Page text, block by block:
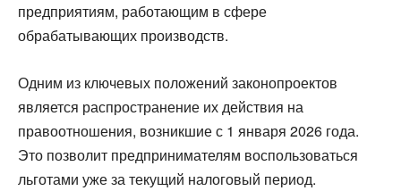
предприятиям, работающим в сфере
обрабатывающих производств.
Одним из ключевых положений законопроектов
является распространение их действия на
правоотношения, возникшие с 1 января 2026 года.
Это позволит предпринимателям воспользоваться
льготами уже за текущий налоговый период.